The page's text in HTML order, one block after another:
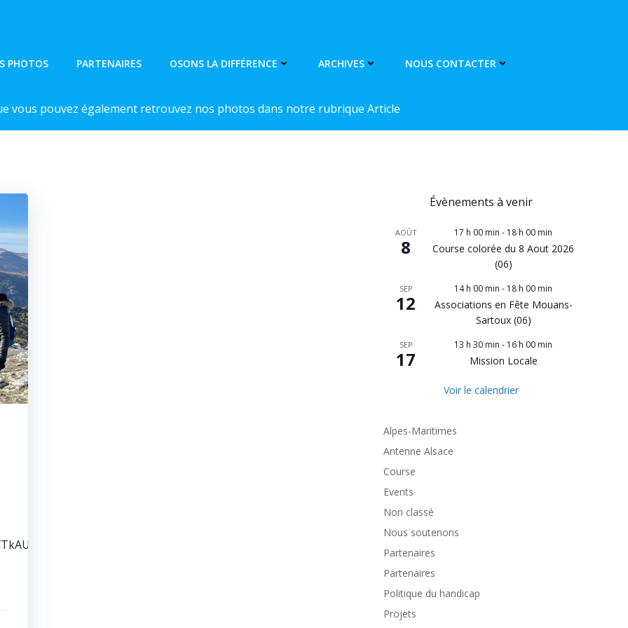
PHOTOS PARTENAIRES OSONS LA DIFFÉRENCE ARCHIVES NOUS CONTACTER
vous pouvez également retrouvez nos photos dans notre rubrique Article
Évènements à venir
AOÛT
8
17 h 00 min - 18 h 00 min
Course colorée du 8 Aout 2026
(06)
SEP
12
14 h 00 min - 18 h 00 min
Associations en Fête Mouans-
Sartoux (06)
SEP
17
13 h 30 min - 16 h 00 min
Mission Locale
Voir le calendrier
Alpes-Maritimes
Antenne Alsace
Course
Events
Non classé
Nous soutenons
Partenaires
Partenaires
Politique du handicap
Projets